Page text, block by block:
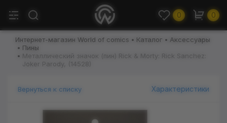
0 0
Интернет-магазин World of comics Каталог
Аксессуары
Пины
Металлический значок (пин) Rick & Morty: Rick Sanchez:
Joker Parody, (14528)
Вернуться к списку Характеристики